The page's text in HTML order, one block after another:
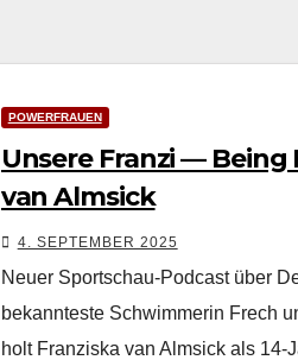
POWERFRAUEN
Unsere Franzi — Being
van Almsick
4. SEPTEMBER 2025
Neuer Sportschau-Podcast über
bekannteste Schwimmerin Frech
holt Franziska van Alm­sick als 14-